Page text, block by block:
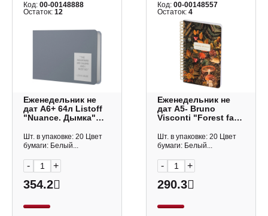
Код: 00-00148888
Остаток: 12
Еженедельник не
дат А6+ 64л Listoff
"Nuance. Дымка"
серый
ЕНКНФ2666405
Шт. в упаковке: 20 Цвет
бумаги: Белый...
- +
354.2
Код:00-00148557
Остаток:4
Еженедельник не
дат А5- Bruno
Visconti "Forest fairy
картон, гребень 3-
816/07
Шт. в упаковке: 20 Цвет
бумаги: Белый...
- +
290.3